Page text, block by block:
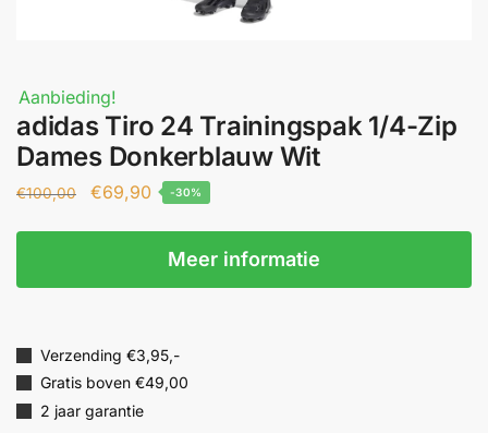
Aanbieding!
adidas Tiro 24 Trainingspak 1/4-Zip
Dames Donkerblauw Wit
€100,00 €69,90 -30%
Meer informatie
Verzending €3,95,-
Gratis boven €49,00
2 jaar garantie